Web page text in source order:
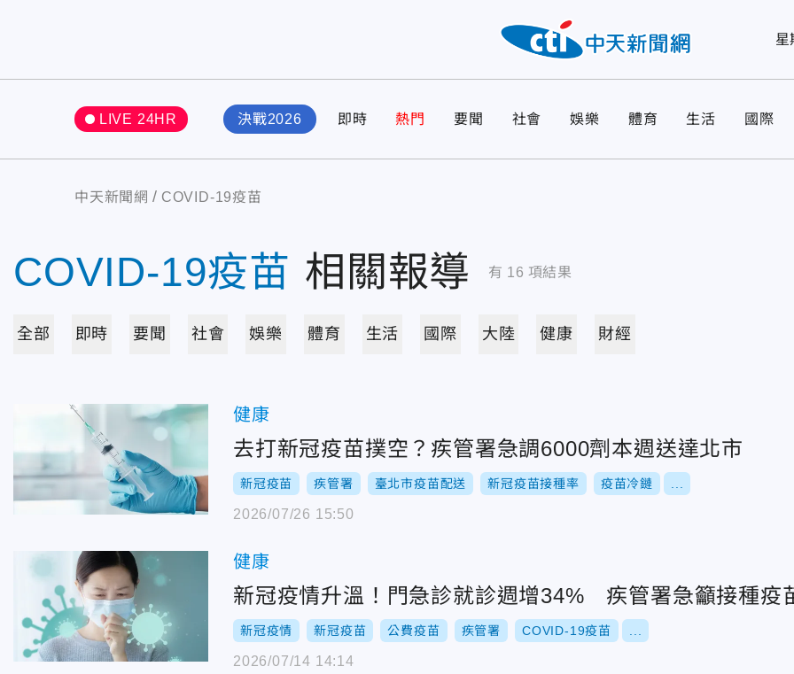
星
LIVE 24HR 決戰2026 即時 熱門 要聞 社會 娛樂 體育 生活 國際
中天新聞網 COVID-19疫苗
COVID-19疫苗 相關報導 有 16 項結果
全部 即時 要聞 社會 娛樂 體育 生活 國際 大陸 健康 財經
健康
去打新冠疫苗撲空？疾管署急調6000劑本週送達北市
新冠疫苗 疾管署 臺北市疫苗配送 新冠疫苗接種率 疫苗冷鏈
2026/07/26 15:50
健康
新冠疫情升溫！門急診就診週增34% 疾管署急籲接種疫
新冠疫情 新冠疫苗 公費疫苗 疾管署 COVID-19疫苗
2026/07/14 14:14